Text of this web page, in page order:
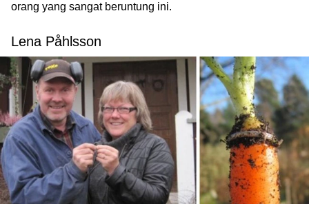
orang yang sangat beruntung ini.
Lena Påhlsson